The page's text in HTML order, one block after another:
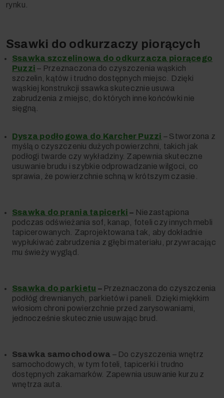
rynku.
Ssawki do odkurzaczy piorących
Ssawka szczelinowa do odkurzacza piorącego
Puzzi – Przeznaczona do czyszczenia wąskich
szczelin, kątów i trudno dostępnych miejsc. Dzięki
wąskiej konstrukcji ssawka skutecznie usuwa
zabrudzenia z miejsc, do których inne końcówki nie
sięgną.
Dysza podłogowa do Karcher Puzzi – Stworzona z
myślą o czyszczeniu dużych powierzchni, takich jak
podłogi twarde czy wykładziny. Zapewnia skuteczne
usuwanie brudu i szybkie odprowadzanie wilgoci, co
sprawia, że powierzchnie schną w krótszym czasie.
Ssawka do prania tapicerki – Niezastąpiona
podczas odświeżania sof, kanap, foteli czy innych mebli
tapicerowanych. Zaprojektowana tak, aby dokładnie
wypłukiwać zabrudzenia z głębi materiału, przywracając
mu świeży wygląd.
Ssawka do parkietu – Przeznaczona do czyszczenia
podłóg drewnianych, parkietów i paneli. Dzięki miękkim
włosiom chroni powierzchnie przed zarysowaniami,
jednocześnie skutecznie usuwając brud.
Ssawka samochodowa –Do czyszczenia wnętrz
samochodowych, w tym foteli, tapicerki i trudno
dostępnych zakamarków. Zapewnia usuwanie kurzu z
wnętrza auta.